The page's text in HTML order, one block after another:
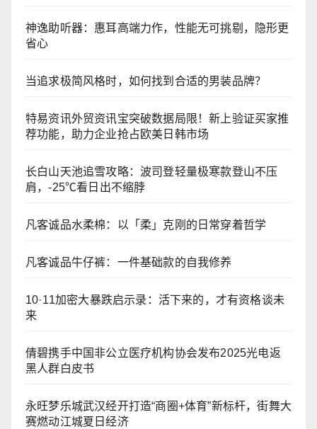
神逸助听器：惠耳高端力作，性能无可挑剔，隐形更
省心
当追求极简风格时，如何找到合适的男装品牌？
特易资讯外贸资讯宝突破数据局限！新上验证买家推
荐功能，助力企业抢占欧美日韩市场
长白山天池追雪攻略：波司登轻量极寒款登山不压
肩，-25℃看日出不缩脖
凡客诚品水柔棉：以「柔」克刚的日常穿着哲学
凡客诚品牛仔裤：一件基础款的自我修养
10·11加密大暴跌启示录：活下来的，才有资格谈未
来
倩碧携手中国非公立医疗机构协会发布2025光电返
黑人群白皮书
永旺梦乐城武汉经开打造“商圈+体育”新标杆，街舞大
赛燃动江城夏日经济